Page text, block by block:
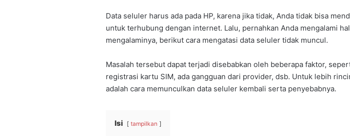
Data seluler harus ada pada HP, karena jika tidak, Anda tidak bisa
untuk terhubung dengan internet. Lalu, pernahkan Anda mengalami
mengalaminya, berikut cara mengatasi data seluler tidak muncul.
Masalah tersebut dapat terjadi disebabkan oleh beberapa faktor,
registrasi kartu SIM, ada gangguan dari provider, dsb. Untuk lebih
adalah cara memunculkan data seluler kembali serta penyebabnya.
Isi tampilkan